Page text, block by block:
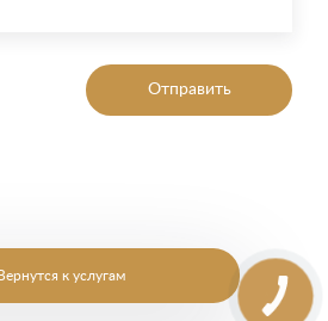
Отправить
к услугам